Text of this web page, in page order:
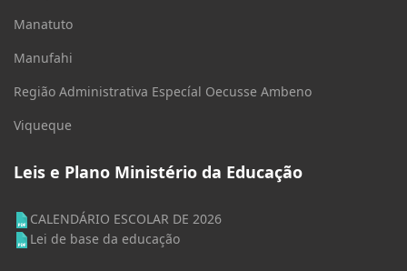
Manatuto
Manufahi
Região Administrativa Especíal Oecusse Ambeno
Viqueque
Leis e Plano Ministério da Educação
CALENDÁRIO ESCOLAR DE 2026
Lei de base da educação